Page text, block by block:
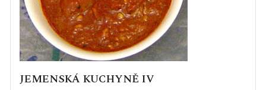
JEMENSKÁ KUCHYNĚ IV